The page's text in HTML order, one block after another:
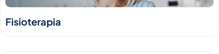
Fisioterapia